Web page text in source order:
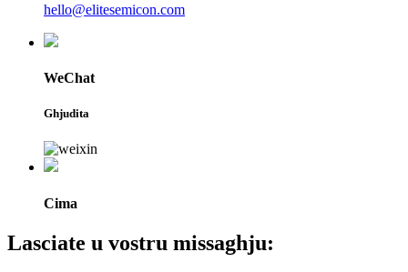
hello@elitesemicon.com
WeChat
Ghjudita
Cima
Lasciate u vostru missaghju: